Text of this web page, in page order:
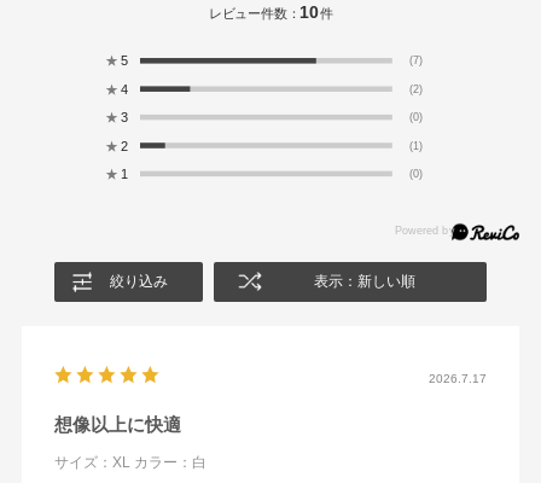
レビュー件数： 10件
★ 5 (7)
★ 4 (2)
★ 3 (0)
★ 2 (1)
★ 1 (0)
絞り込み 表示：新しい順
2026.7.17
想像以上に快適
サイズ：XL カラー：白